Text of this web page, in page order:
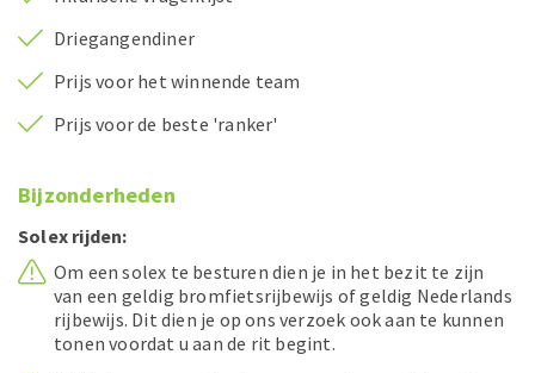
Driegangendiner
Prijs voor het winnende team
Prijs voor de beste 'ranker'
Bijzonderheden
Solex rijden:
Om een solex te besturen dien je in het bezit te zijn
van een geldig bromfietsrijbewijs of geldig Nederlands
rijbewijs. Dit dien je op ons verzoek ook aan te kunnen
tonen voordat u aan de rit begint.